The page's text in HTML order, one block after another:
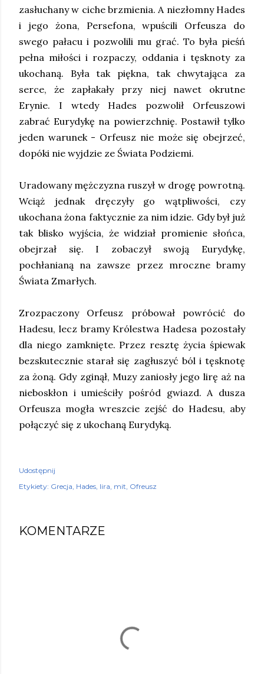
zasłuchany w ciche brzmienia. A niezłomny Hades
i jego żona, Persefona, wpuścili Orfeusza do
swego pałacu i pozwolili mu grać. To była pieśń
pełna miłości i rozpaczy, oddania i tęsknoty za
ukochaną. Była tak piękna, tak chwytająca za
serce, że zapłakały przy niej nawet okrutne
Erynie. I wtedy Hades pozwolił Orfeuszowi
zabrać Eurydykę na powierzchnię. Postawił tylko
jeden warunek - Orfeusz nie może się obejrzeć,
dopóki nie wyjdzie ze Świata Podziemi.
Uradowany mężczyzna ruszył w drogę powrotną.
Wciąż jednak dręczyły go wątpliwości, czy
ukochana żona faktycznie za nim idzie. Gdy był już
tak blisko wyjścia, że widział promienie słońca,
obejrzał się. I zobaczył swoją Eurydykę,
pochłanianą na zawsze przez mroczne bramy
Świata Zmarłych.
Zrozpaczony Orfeusz próbował powrócić do
Hadesu, lecz bramy Królestwa Hadesa pozostały
dla niego zamknięte. Przez resztę życia śpiewak
bezskutecznie starał się zagłuszyć ból i tęsknotę
za żoną. Gdy zginął, Muzy zaniosły jego lirę aż na
nieboskłon i umieściły pośród gwiazd. A dusza
Orfeusza mogła wreszcie zejść do Hadesu, aby
połączyć się z ukochaną Eurydyką.
Udostępnij
Etykiety: Grecja Hades lira mit Ofreusz
KOMENTARZE